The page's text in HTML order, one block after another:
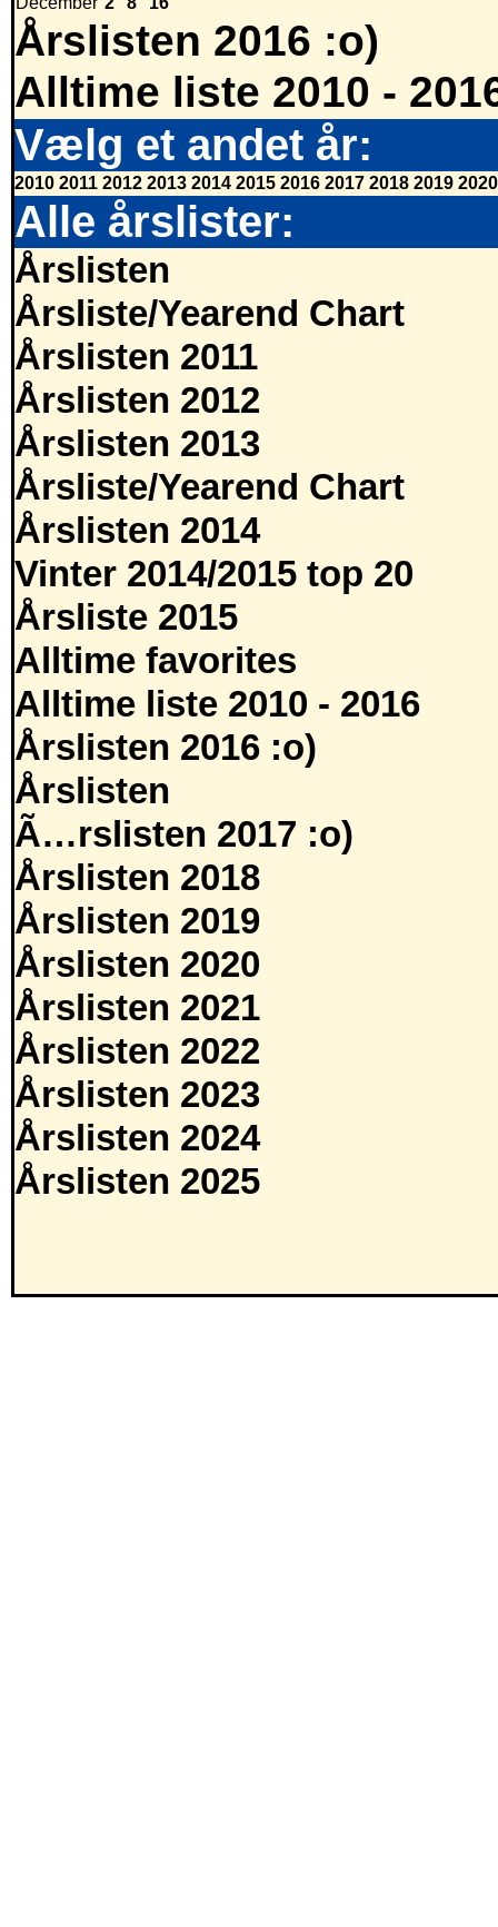
Årslisten 2016 :o)
Alltime liste 2010 -
Vælg et andet år:
2010 2011 2012 2013 2014 2015 2016 2017 2018 2019 2020
Alle årslister:
Årslisten
Årsliste/Yearend Chart
Årslisten 2011
Årslisten 2012
Årslisten 2013
Årsliste/Yearend Chart
Årslisten 2014
Vinter 2014/2015 top 20
Årsliste 2015
Alltime favorites
Alltime liste 2010 - 2016
Årslisten 2016 :o)
Årslisten
Ã…rslisten 2017 :o)
Årslisten 2018
Årslisten 2019
Årslisten 2020
Årslisten 2021
Årslisten 2022
Årslisten 2023
Årslisten 2024
Årslisten 2025